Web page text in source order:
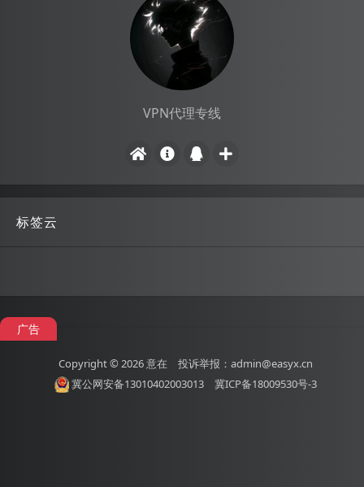
VPN代理专线
标签云
广告
Copyright © 2026意在 投诉举报：admin@easyx.cn
冀公网安备13010402003013
冀ICP备18009530号-3